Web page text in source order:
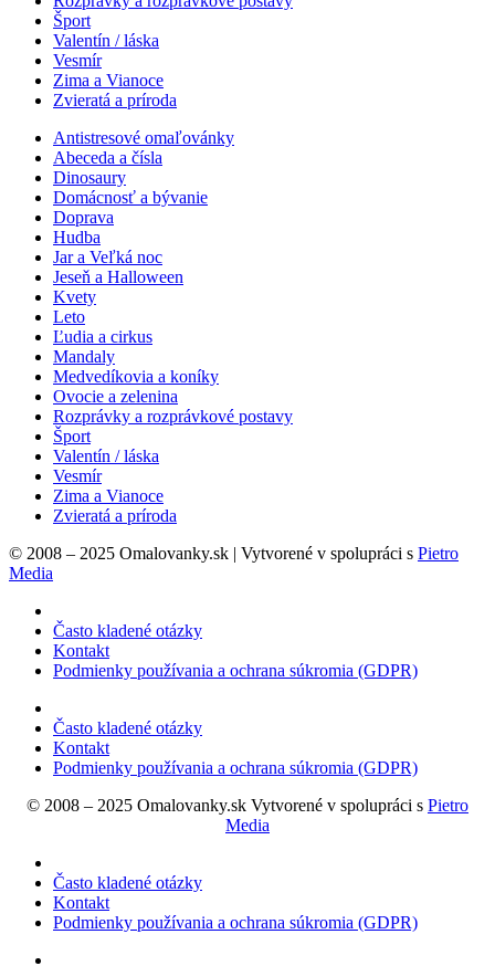
Šport
Valentín / láska
Vesmír
Zima a Vianoce
Zvieratá a príroda
Antistresové omaľovánky
Abeceda a čísla
Dinosaury
Domácnosť a bývanie
Doprava
Hudba
Jar a Veľká noc
Jeseň a Halloween
Kvety
Leto
Ľudia a cirkus
Mandaly
Medvedíkovia a koníky
Ovocie a zelenina
Rozprávky a rozprávkové postavy
Šport
Valentín / láska
Vesmír
Zima a Vianoce
Zvieratá a príroda
© 2008 – 2025 Omalovanky.sk | Vytvorené v spolupráci s Pietro
Media
Často kladené otázky
Kontakt
Podmienky používania a ochrana súkromia (GDPR)
Často kladené otázky
Kontakt
Podmienky používania a ochrana súkromia (GDPR)
© 2008 – 2025 Omalovanky.sk Vytvorené v spolupráci s Pietro
Media
Často kladené otázky
Kontakt
Podmienky používania a ochrana súkromia (GDPR)